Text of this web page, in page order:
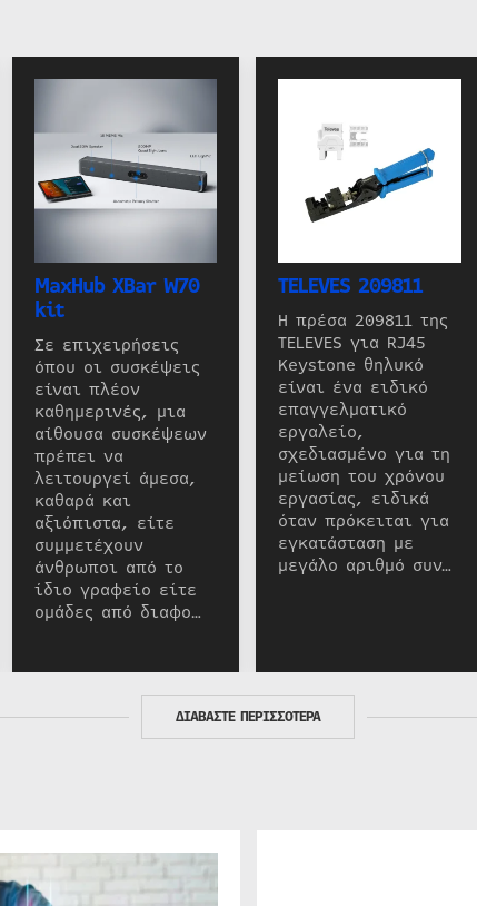
MaxHub XBar W70
kit
Σε επιχειρήσεις
όπου οι συσκέψεις
είναι πλέον
καθημερινές, μια
αίθουσα συσκέψεων
πρέπει να
λειτουργεί άμεσα,
καθαρά και
αξιόπιστα, είτε
συμμετέχουν
άνθρωποι από το
ίδιο γραφείο είτε
ομάδες από διαφο…
TELEVES 209811
Η πρέσα 209811 της
TELEVES για RJ45
Keystone θηλυκό
είναι ένα ειδικό
επαγγελματικό
εργαλείο,
σχεδιασμένο για τη
μείωση του χρόνου
εργασίας, ειδικά
όταν πρόκειται για
εγκατάσταση με
μεγάλο αριθμό συν…
ΔΙΑΒΑΣΤΕ ΠΕΡΙΣΣΟΤΕΡΑ